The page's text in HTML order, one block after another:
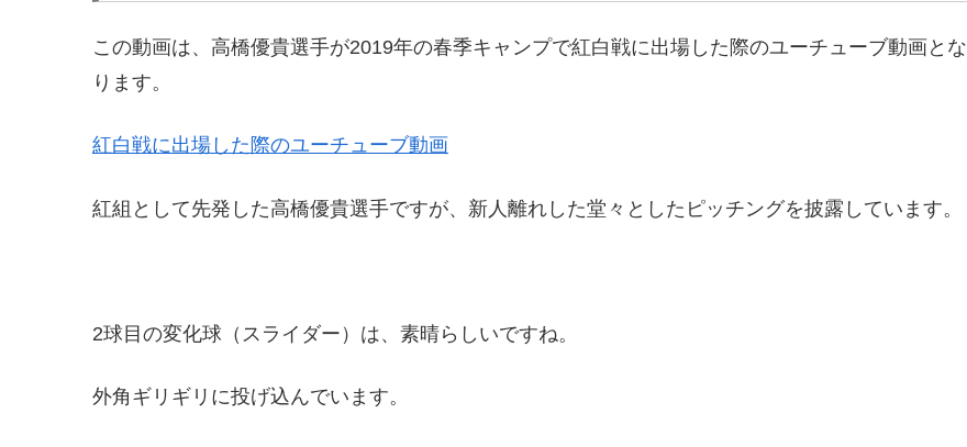
この動画は、高橋優貴選手が2019年の春季キャンプで紅白戦に出場した際のユーチューブ動画とな
ります。
紅白戦に出場した際のユーチューブ動画
紅組として先発した高橋優貴選手ですが、新人離れした堂々としたピッチングを披露しています。
2球目の変化球（スライダー）は、素晴らしいですね。
外角ギリギリに投げ込んでいます。